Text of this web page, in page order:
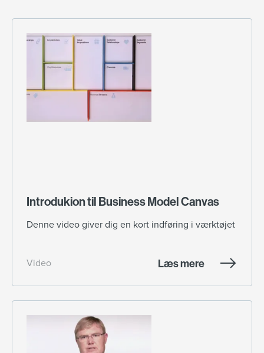
Introdukion til Business Model Canvas
Denne video giver dig en kort indføring i værktøjet
Video Læs mere